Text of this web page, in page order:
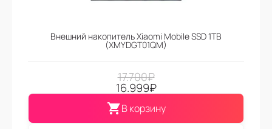
Внешний накопитель Xiaomi Mobile SSD 1TB
(XMYDGT01QM)
17.700₽
16.999₽
В корзину